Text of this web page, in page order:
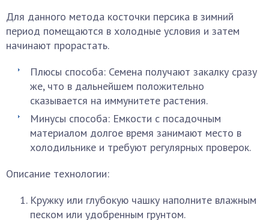
Для данного метода косточки персика в зимний
период помещаются в холодные условия и затем
начинают прорастать.
Плюсы способа: Семена получают закалку сразу
же, что в дальнейшем положительно
сказывается на иммунитете растения.
Минусы способа: Емкости с посадочным
материалом долгое время занимают место в
холодильнике и требуют регулярных проверок.
Описание технологии:
Кружку или глубокую чашку наполните влажным
песком или удобренным грунтом.